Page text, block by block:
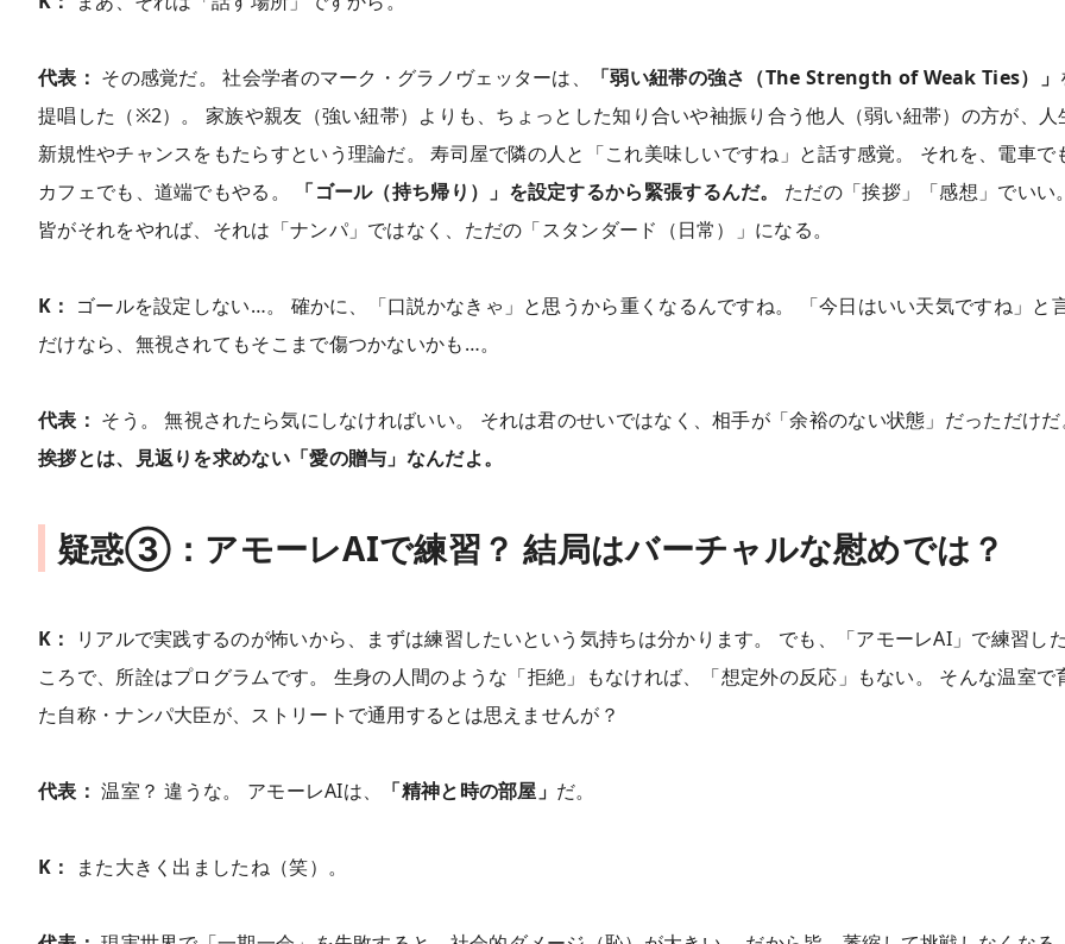
代表： その感覚だ。 社会学者のマーク・グラノヴェッターは、 「弱い紐帯の強さ（The Strength of Weak Ties）」
提唱した（※2）。 家族や親友（強い紐帯）よりも、ちょっとした知り合いや袖振り合う他人（弱い紐帯）の方が、人
新規性やチャンスをもたらすという理論だ。 寿司屋で隣の人と「これ美味しいですね」と話す感覚。 それを、電車で
カフェでも、道端でもやる。
「ゴール（持ち帰り）」を設定するから緊張するんだ。
ただの「挨拶」「感想」でいい。
皆がそれをやれば、それは「ナンパ」ではなく、ただの「スタンダード（日常）」になる。
K： ゴールを設定しない…。 確かに、「口説かなきゃ」と思うから重くなるんですね。 「今日はいい天気ですね」と
だけなら、無視されてもそこまで傷つかないかも…。
代表： そう。 無視されたら気にしなければいい。 それは君のせいではなく、相手が「余裕のない状態」だっただけだ
挨拶とは、見返りを求めない「愛の贈与」なんだよ。
疑惑③：アモーレAIで練習？ 結局はバーチャルな慰めでは？
K：
リアルで実践するのが怖いから、まずは練習したいという気持ちは分かります。 でも、「アモーレAI」で練習し
ころで、所詮はプログラムです。 生身の人間のような「拒絶」もなければ、「想定外の反応」もない。 そんな温室で
た自称・ナンパ大臣が、ストリートで通用するとは思えませんが？
代表： 温室？ 違うな。 アモーレAIは、 「精神と時の部屋」 だ。
K： また大きく出ましたね（笑）。